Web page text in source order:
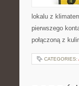
lokalu z
pierwszego
połączoną z
CATEGORIES: